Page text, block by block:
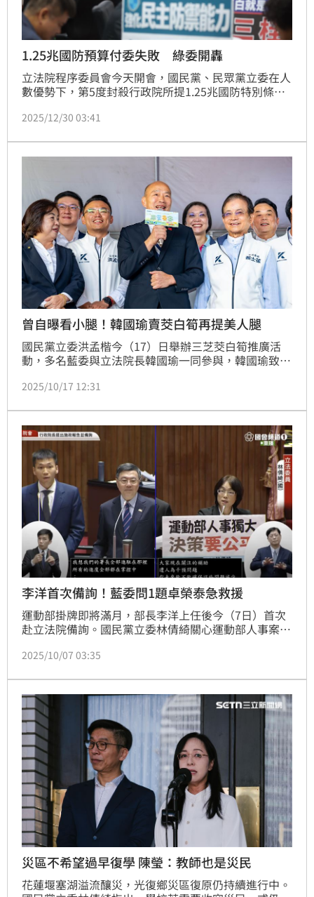
1.25兆國防預算付委失敗 綠委開轟
立法院程序委員會今天開會，國民黨、民眾黨立委在人
數優勢下，第5度封殺行政院所提1.25兆國防特別條例
程，無法付委審查。
2025/12/30 03:41
曾自曝看小腿！韓國瑜賣茭白筍再提美人腿
國民黨立委洪孟楷今（17）日舉辦三芝茭白筍推廣活
動，多名藍委與立法院長韓國瑜一同參與，韓國瑜致詞
台上感覺像在賣鑽石一樣」，他也指出，立委有責任替
曾問「茭白筍公主」選美標準為何，才知最重要的事
「小腿要漂亮，因為茭白筍跟小腿一樣」，而三芝茭白
筍型態更漂亮。
2025/10/17 12:31
李洋首次備詢！藍委問1題卓榮泰急救援
運動部掛牌即將滿月，部長李洋上任後今（7日）首次
赴立法院備詢。國民黨立委林倩綺關心運動部人事案獨
現在有太多人事嗎？還是什麼？」林倩綺則說，她是指
解。
2025/10/07 03:35
災區不希望過早復學 陳瑩：教師也是災民
花蓮堰塞湖溢流釀災，光復鄉災區復原仍持續進行中。